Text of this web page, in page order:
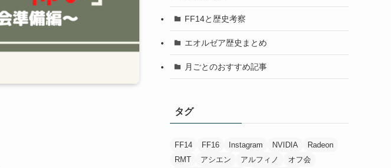
FF14と歴史考察
エオルゼア歴史まとめ
月ごとのおすすめ記事
タグ
FF14 FF16 Instagram NVIDIA
Radeon
RMT
アシエン アルフィノ
オフ会